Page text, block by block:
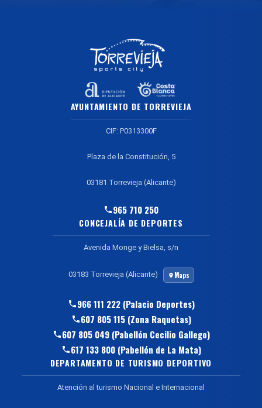
AYUNTAMIENTO DE TORREVIEJA
CIF: P0313300F
Plaza de la Constitución, 5
03181 Torrevieja (Alicante)
965 710 250
CONCEJALÍA DE DEPORTES
Avenida Monge y Bielsa, s/n
03183 Torrevieja (Alicante) Maps
966 111 222 (Palacio Deportes)
607 805 115 (Zona Raquetas)
607 805 049 (Pabellón Cecilio Gallego)
617 133 800 (Pabellón de La Mata)
DEPARTAMENTO DE TURISMO DEPORTIVO
Atención al turismo Nacional e Internacional